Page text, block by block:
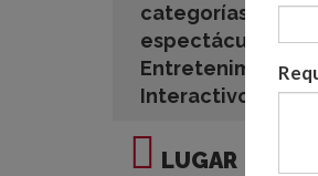
categorías de
espectáculos en
Entretenimiento
Interactivo?
LUGAR